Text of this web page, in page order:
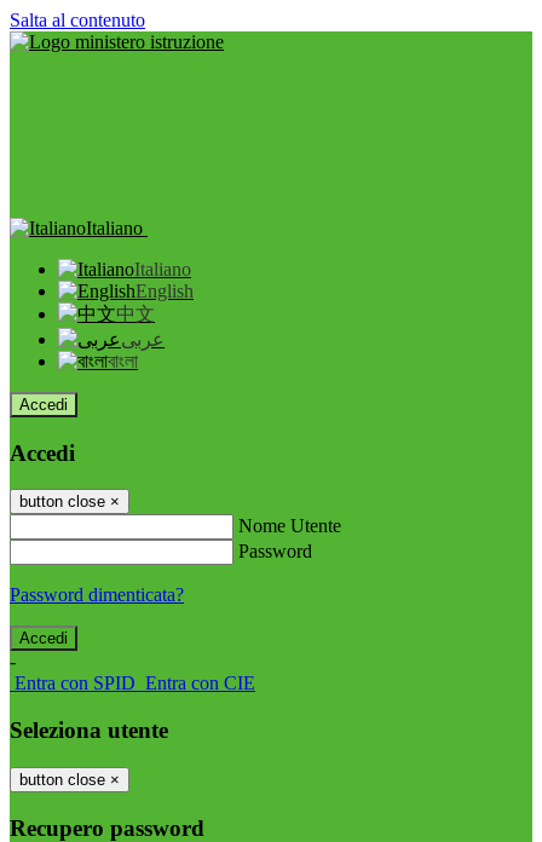
Salta al contenuto
Italiano
Italiano
English
中文
عربى
বাংলা
Accedi
Accedi
button close ×
Nome Utente
Password
Password dimenticata?
-
Entra con SPID Entra con CIE
Seleziona utente
button close ×
Recupero password